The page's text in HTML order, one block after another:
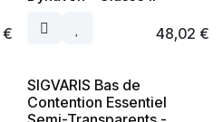
€ 48,02 €
SIGVARIS Bas de
Contention Essentiel